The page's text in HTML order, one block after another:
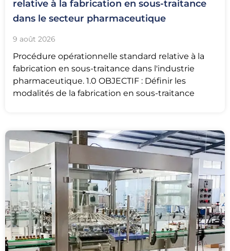
relative à la fabrication en sous-traitance
dans le secteur pharmaceutique
9 août 2026
Procédure opérationnelle standard relative à la
fabrication en sous-traitance dans l'industrie
pharmaceutique. 1.0 OBJECTIF : Définir les
modalités de la fabrication en sous-traitance